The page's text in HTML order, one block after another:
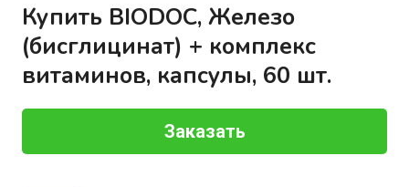
Купить BIODOC, Железо
(бисглицинат) + комплекс
витаминов, капсулы, 60 шт.
Заказать